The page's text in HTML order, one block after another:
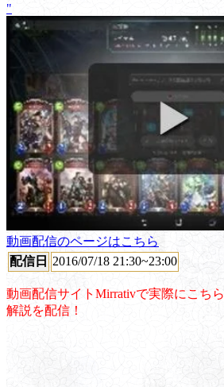
"
動画配信のページはこちら
配信日
2016/07/18 21:30~23:00
動画配信サイトMirrativで実際にこち
解説を配信！